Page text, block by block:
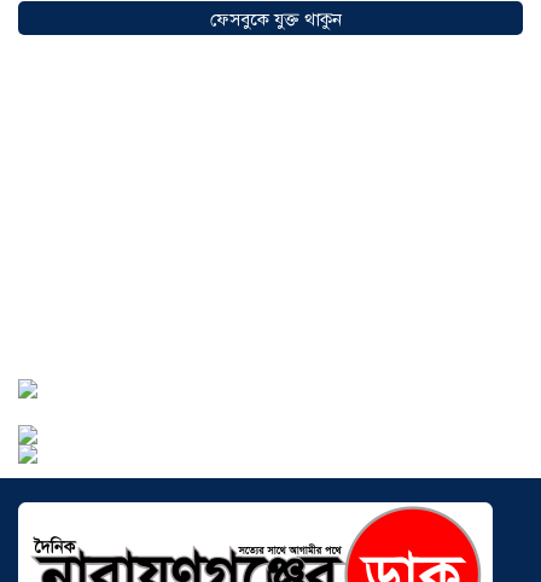
অগ্রযাত্রায় নতুন অধ্যায়, উদ্বোধন হলো ‘শিফা
মোহাম্মদিয়া ফিশারিজ’
০৫ আগস্ট ২০২৬
ফেসবুকে যুক্ত থাকুন